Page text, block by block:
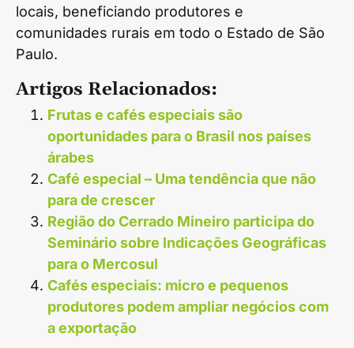
locais, beneficiando produtores e
comunidades rurais em todo o Estado de São
Paulo.
Artigos Relacionados:
Frutas e cafés especiais são
oportunidades para o Brasil nos países
árabes
Café especial – Uma tendência que não
para de crescer
Região do Cerrado Mineiro participa do
Seminário sobre Indicações Geográficas
para o Mercosul
Cafés especiais: micro e pequenos
produtores podem ampliar negócios com
a exportação